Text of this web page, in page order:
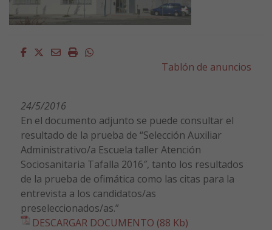
Facebook
Twitter
EmailImprimirWhatsapp
Tablón de anuncios
24/5/2016
En el documento adjunto se puede consultar el
resultado de la prueba de “Selección Auxiliar
Administrativo/a Escuela taller Atención
Sociosanitaria Tafalla 2016″, tanto los resultados
de la prueba de ofimática como las citas para la
entrevista a los candidatos/as
preseleccionados/as.”
DESCARGAR DOCUMENTO (88 Kb)